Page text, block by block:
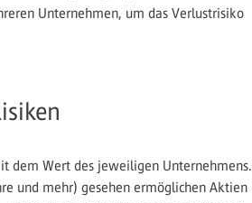
Unternehmen, um das Verlustrisiko
dem Wert des jeweiligen Unternehmens.
und mehr) gesehen ermöglichen Aktien